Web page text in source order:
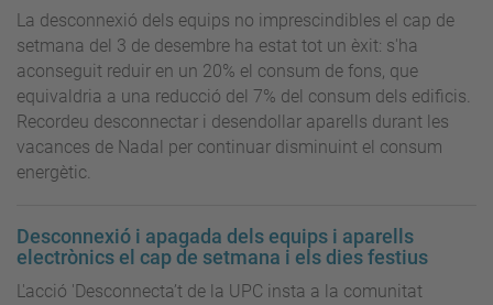
La desconnexió dels equips no imprescindibles el cap de
setmana del 3 de desembre ha estat tot un èxit: s'ha
aconseguit reduir en un 20% el consum de fons, que
equivaldria a una reducció del 7% del consum dels edificis.
Recordeu desconnectar i desendollar aparells durant les
vacances de Nadal per continuar disminuint el consum
energètic.
Desconnexió i apagada dels equips i aparells
electrònics el cap de setmana i els dies festius
L'acció 'Desconnecta’t de la UPC insta a la comunitat